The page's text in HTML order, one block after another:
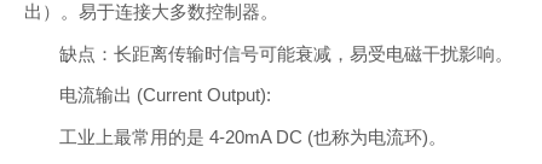
出）。易于连接大多数控制器。
缺点：长距离传输时信号可能衰减，易受电磁干扰影响。
电流输出 (Current Output):
工业上最常用的是 4-20mA DC (也称为电流环)。